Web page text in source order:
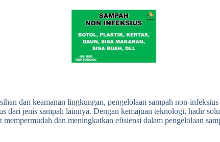
dan keamanan lingkungan, pengelolaan sampah non-
dari jenis sampah lainnya. Dengan kemajuan teknologi, hadir
dan meningkatkan efisiensi dalam pengelolaan